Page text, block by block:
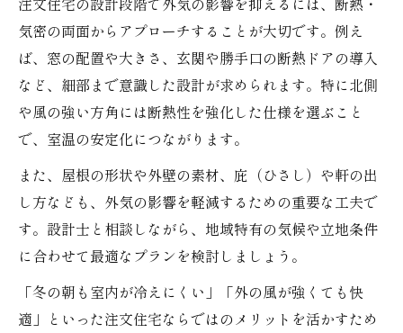
注文住宅の設計段階で外気の影響を抑えるには、断熱・
気密の両面からアプローチすることが大切です。例え
ば、窓の配置や大きさ、玄関や勝手口の断熱ドアの導入
など、細部まで意識した設計が求められます。特に北側
や風の強い方角には断熱性を強化した仕様を選ぶこと
で、室温の安定化につながります。
また、屋根の形状や外壁の素材、庇（ひさし）や軒の出
し方なども、外気の影響を軽減するための重要な工夫で
す。設計士と相談しながら、地域特有の気候や立地条件
に合わせて最適なプランを検討しましょう。
「冬の朝も室内が冷えにくい」「外の風が強くても快
適」といった注文住宅ならではのメリットを活かすため